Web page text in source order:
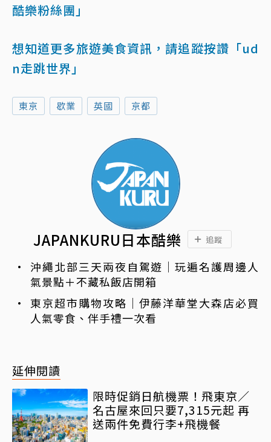
酷樂粉絲團」
想知道更多旅遊美食資訊，請追蹤按讚「ud
n走跳世界」
東京 歇業 英國 京都
JAPANKURU日本酷樂 追蹤
沖繩北部三天兩夜自駕遊｜玩遍名護周邊人
氣景點＋不藏私飯店開箱
東京超市購物攻略｜伊藤洋華堂大森店必買
人氣零食、伴手禮一次看
延伸閱讀
限時促銷日航機票！飛東京／
名古屋來回只要7,315元起 再
送兩件免費行李+飛機餐